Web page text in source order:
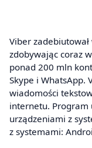
Viber
zdobywając coraz
ponad 200 mln
Skype i WhatsApp.
wiadomości
internetu.
urządzeniami z
z systemami: